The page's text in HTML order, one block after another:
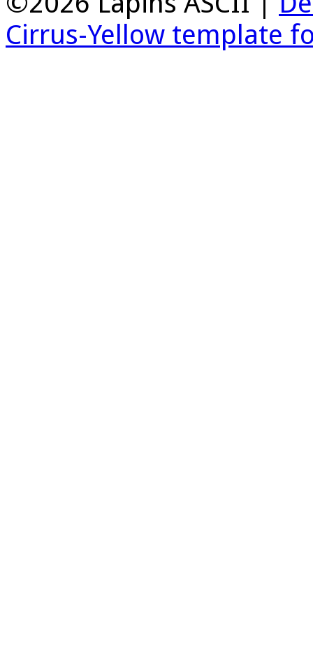
Cirrus-Yellow template